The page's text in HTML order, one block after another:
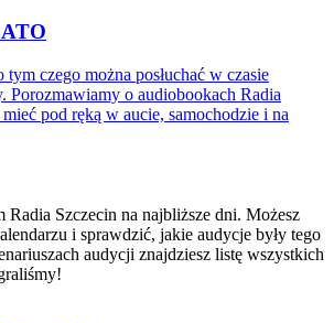
czego można posłuchać w czasie
Porozmawiamy o audiobookach Radia
pod ręką w aucie, samochodzie i na
Radia Szczecin na najbliższe dni. Możesz
i sprawdzić, jakie audycje były tego
audycji znajdziesz listę wszystkich